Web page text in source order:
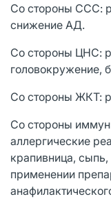
Со стороны ССС:
снижение АД.
Со стороны ЦНС:
головокружение,
Со стороны ЖКТ:
Со стороны
аллергические
крапивница,
применении